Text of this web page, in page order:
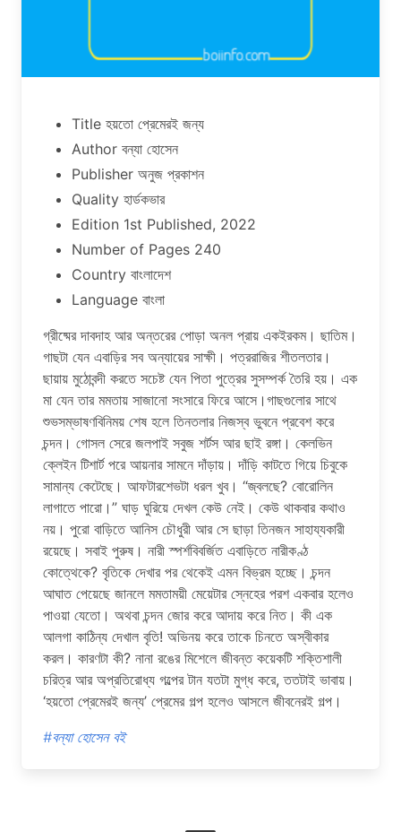
Title হয়তো প্রেমেরই জন্য
Author বন্যা হোসেন
Publisher অনুজ প্রকাশন
Quality হার্ডকভার
Edition 1st Published, 2022
Number of Pages 240
Country বাংলাদেশ
Language বাংলা
গ্রীষ্মের দাবদাহ আর অন্তরের পােড়া অনল প্রায় একইরকম। ছাতিম।
গাছটা যেন এবাড়ির সব অন্যায়ের সাক্ষী। পত্ররাজির শীতলতার।
ছায়ায় মুঠোবন্দী করতে সচেষ্ট যেন পিতা পুত্রের সুসম্পর্ক তৈরি হয়। এক
মা যেন তার মমতায় সাজানাে সংসারে ফিরে আসে।গাছগুলাের সাথে
শুভসম্ভাষণবিনিময় শেষ হলে তিনতলার নিজস্ব ভুবনে প্রবেশ করে
চন্দন। গােসল সেরে জলপাই সবুজ শর্টস আর ছাই রঙ্গা। কেলভিন
ক্লেইন টিশার্ট পরে আয়নার সামনে দাঁড়ায়। দাঁড়ি কাটতে গিয়ে চিবুকে
সামান্য কেটেছে। আফটারশেভটা ধরল খুব। “জ্বলছে? বােরােলিন
লাগাতে পারাে।” ঘাড় ঘুরিয়ে দেখল কেউ নেই। কেউ থাকবার কথাও
নয়। পুরাে বাড়িতে আনিস চৌধুরী আর সে ছাড়া তিনজন সাহায্যকারী
রয়েছে। সবাই পুরুষ। নারী স্পর্শবিবর্জিত এবাড়িতে নারীকণ্ঠ
কোত্থেকে? বৃতিকে দেখার পর থেকেই এমন বিভ্রম হচ্ছে। চন্দন
আঘাত পেয়েছে জানলে মমতাময়ী মেয়েটার স্নেহের পরশ একবার হলেও
পাওয়া যেতাে। অথবা চন্দন জোর করে আদায় করে নিত। কী এক
আলগা কাঠিন্য দেখাল বৃতি! অভিনয় করে তাকে চিনতে অস্বীকার
করল। কারণটা কী? নানা রঙের মিশেলে জীবন্ত কয়েকটি শক্তিশালী
চরিত্র আর অপ্রতিরােধ্য গল্পের টান যতটা মুগ্ধ করে, ততটাই ভাবায়।
‘হয়তাে প্রেমেরই জন্য’ প্রেমের গল্প হলেও আসলে জীবনেরই গল্প।
#বন্যা হোসেন বই